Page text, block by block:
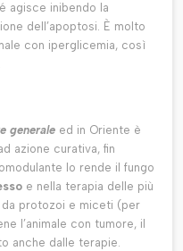
agisce inibendo la
dell’apoptosi. È molto
con iperglicemia, così
generale ed in Oriente è
azione curativa, fin
lo rende il fungo
e nella terapia delle più
da protozoi e miceti (per
l’animale con tumore, il
anche dalle terapie.